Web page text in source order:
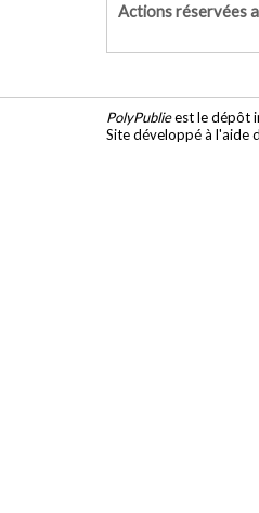
Actions réservées
PolyPublieest le dépôt
Site développé à l'aide